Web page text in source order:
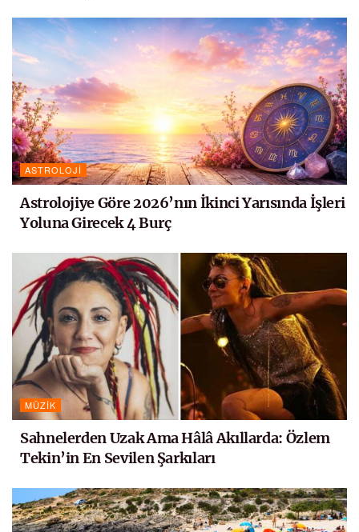
ASTROLOJI
Astrolojiye Göre 2026’nın İkinci Yarısında İşleri
Yoluna Girecek 4 Burç
MÜZIK
Sahnelerden Uzak Ama Hâlâ Akıllarda: Özlem
Tekin’in En Sevilen Şarkıları